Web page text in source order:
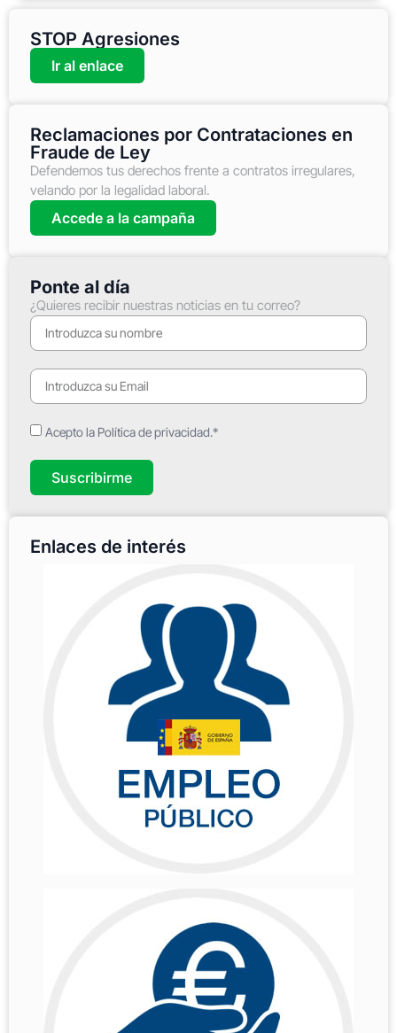
STOP Agresiones
Ir al enlace
Reclamaciones por Contrataciones en
Fraude de Ley
Defendemos tus derechos frente a contratos irregulares,
velando por la legalidad laboral.
Accede a la campaña
Ponte al día
¿Quieres recibir nuestras noticias en tu correo?
Acepto la Política de privacidad.*
Suscribirme
Enlaces de interés